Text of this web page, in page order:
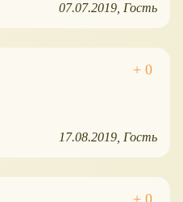
07.07.2019 Гость
17.08.2019 Гость